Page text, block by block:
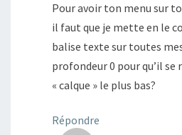
Pour avoir ton menu sur
il faut que je mette en le
balise texte sur toutes
profondeur 0 pour qu’il se
« calque » le plus bas?
Répondre